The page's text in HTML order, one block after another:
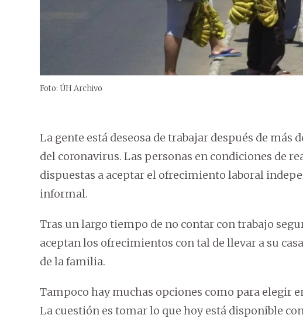
Foto: ÚH Archivo
La gente está deseosa de trabajar después de
del coronavirus. Las personas en condiciones de
dispuestas a aceptar el ofrecimiento laboral
informal.
Tras un largo tiempo de no contar con trabajo
aceptan los ofrecimientos con tal de llevar a su
de la familia.
Tampoco hay muchas opciones como para
La cuestión es tomar lo que hoy está disponible